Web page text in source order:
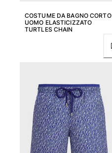
COSTUME DA BAGNO CORTO
UOMO ELASTICIZZATO
TURTLES CHAIN